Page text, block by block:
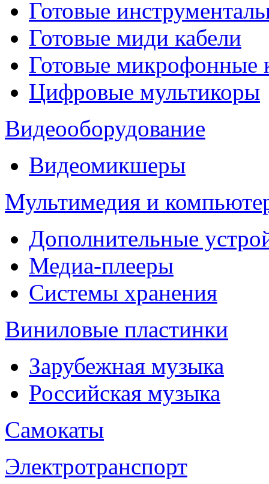
Готовые
Готовые миди кабели
Готовые микрофонные
Цифровые мультикоры
Видеооборудование
Видеомикшеры
Мультимедия и
Дополнительные
Медиа-плееры
Системы хранения
Виниловые пластинки
Зарубежная музыка
Российская музыка
Самокаты
Электротранспорт